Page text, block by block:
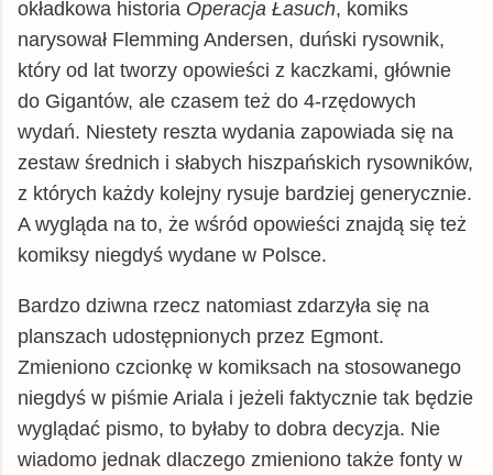
okładkowa historia Operacja Łasuch, komiks
narysował Flemming Andersen, duński rysownik,
który od lat tworzy opowieści z kaczkami, głównie
do Gigantów, ale czasem też do 4-rzędowych
wydań. Niestety reszta wydania zapowiada się na
zestaw średnich i słabych hiszpańskich rysowników,
z których każdy kolejny rysuje bardziej generycznie.
A wygląda na to, że wśród opowieści znajdą się też
komiksy niegdyś wydane w Polsce.
Bardzo dziwna rzecz natomiast zdarzyła się na
planszach udostępnionych przez Egmont.
Zmieniono czcionkę w komiksach na stosowanego
niegdyś w piśmie Ariala i jeżeli faktycznie tak będzie
wyglądać pismo, to byłaby to dobra decyzja. Nie
wiadomo jednak dlaczego zmieniono także fonty w